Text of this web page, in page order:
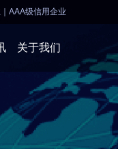
AAA级信用企业
关于我们